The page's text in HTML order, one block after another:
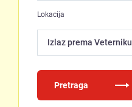
Lokacija
Izlaz prema Veterniku
Pretraga